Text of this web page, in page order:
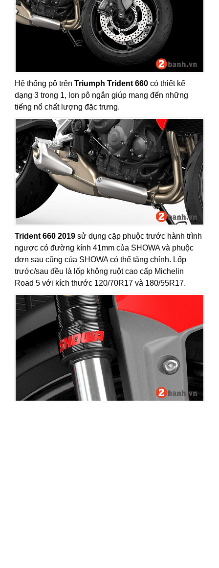
Hệ thống pô trên Triumph Trident 660 có thiết kế
dạng 3 trong 1, lon pô ngắn giúp mang đến những
tiếng nổ chất lượng đặc trưng.
Trident 660 2019 sử dụng cặp phuộc trước hành trình
ngược có đường kính 41mm của SHOWA và phuộc
đơn sau cũng của SHOWA có thể tăng chỉnh. Lốp
trước/sau đều là lốp không ruột cao cấp Michelin
Road 5 với kích thước 120/70R17 và 180/55R17.